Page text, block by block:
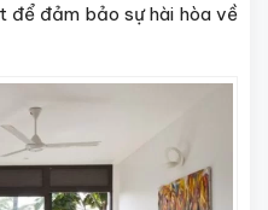
để đảm bảo sự hài hòa về